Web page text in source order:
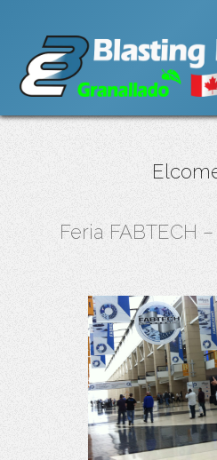
Feria FABTECH